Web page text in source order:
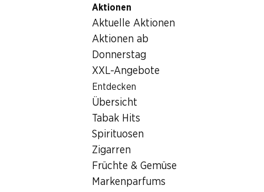
Aktionen
Aktuelle Aktionen
Aktionen ab
Donnerstag
XXL-Angebote
Entdecken
Übersicht
Tabak Hits
Spirituosen
Zigarren
Früchte & Gemüse
Markenparfums
Lebensmittel Milch/Käse/Eier
Milch/Käse/Eier
Wochenstart-Knaller